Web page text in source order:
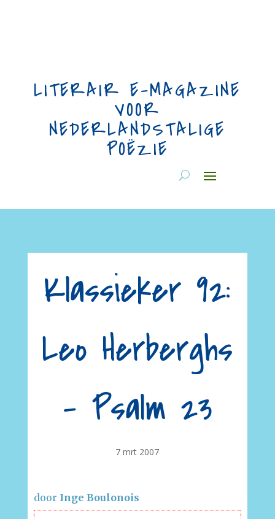
LITERAIR E-MAGAZINE
VOOR
NEDERLANDSTALIGE
POËZIE
Klassieker 92:
Leo Herberghs
– Psalm 23
7 mrt 2007
door Inge Boulonois